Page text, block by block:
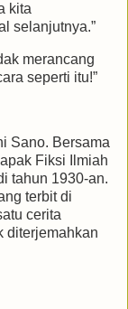
kita
selanjutnya.”
merancang
seperti itu!”
Sano. Bersama
Fiksi Ilmiah
tahun 1930-an.
terbit di
cerita
diterjemahkan